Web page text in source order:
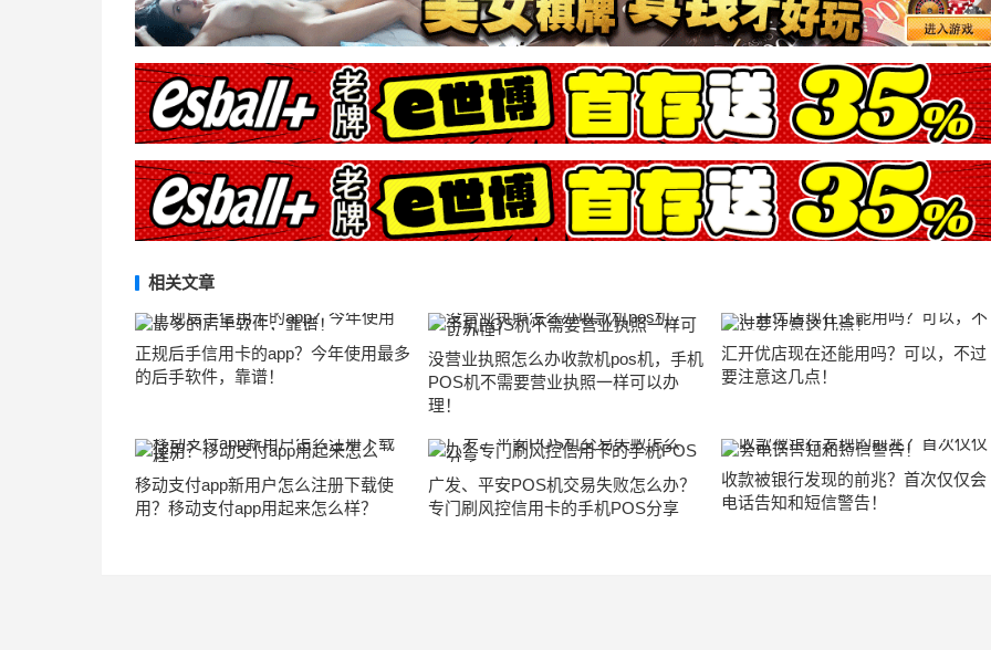
相关文章
正规后手信用卡的app？今年使用最多
的后手软件，靠谱！
没营业执照怎么办收款机pos机，手机
POS机不需要营业执照一样可以办
理！
汇开优店现在还能用吗？可以，不过
要注意这几点！
移动支付app新用户怎么注册下载使
用？移动支付app用起来怎么样？
广发、平安POS机交易失败怎么办？
专门刷风控信用卡的手机POS分享
收款被银行发现的前兆？首次仅仅会
电话告知和短信警告！